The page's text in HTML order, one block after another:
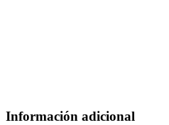
Información adicional